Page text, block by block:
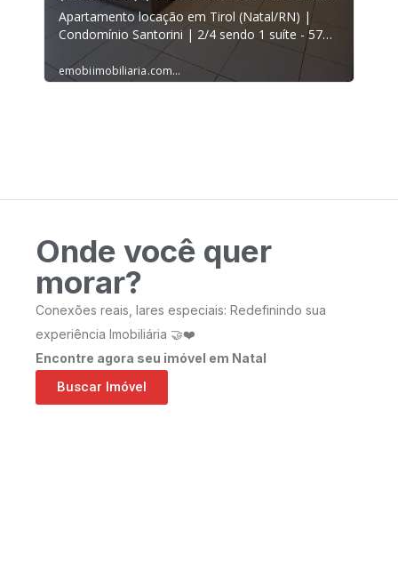
Onde você quer
morar?
Conexões reais, lares especiais: Redefinindo sua
experiência Imobiliária 🤝❤️
Encontre agora seu imóvel em Natal
Buscar Imóvel